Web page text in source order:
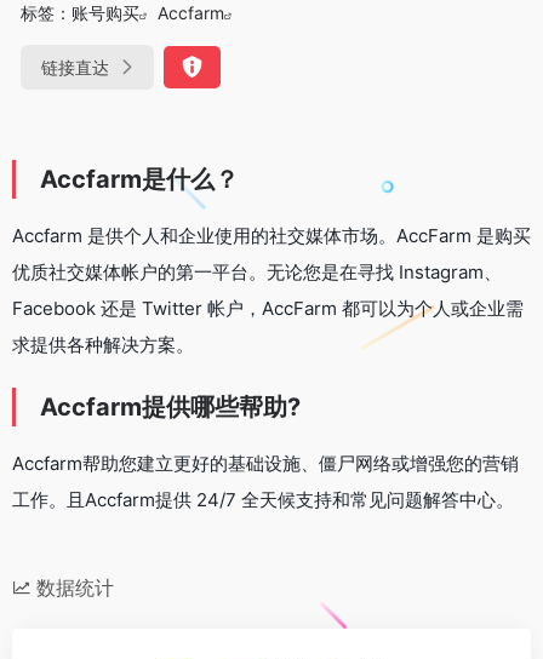
标签： 账号购买 Accfarm
链接直达
Accfarm是什么？
Accfarm 是供个人和企业使用的社交媒体市场。AccFarm 是购买
优质社交媒体帐户的第一平台。无论您是在寻找 Instagram、
Facebook 还是 Twitter 帐户，AccFarm 都可以为个人或企业需
求提供各种解决方案。
Accfarm提供哪些帮助?
Accfarm帮助您建立更好的基础设施、僵尸网络或增强您的营销
工作。且Accfarm提供 24/7 全天候支持和常见问题解答中心。
数据统计